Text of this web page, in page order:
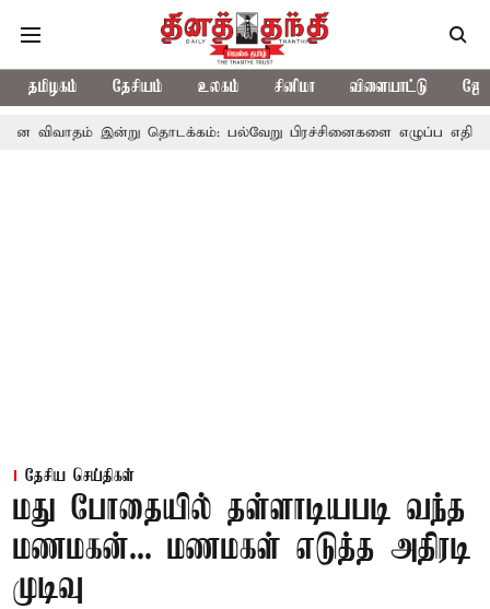
தமிழகம் தேசியம் உலகம் சினிமா விளையாட்டு
தொடக்கம்: பல்வேறு பிரச்சினைகளை எழுப்ப எதிர்க்கட்சிகள்
தேசிய செய்திகள்
மது போதையில் தள்ளாடியபடி வந்த
மணமகன்... மணமகள் எடுத்த அதிரடி
முடிவு